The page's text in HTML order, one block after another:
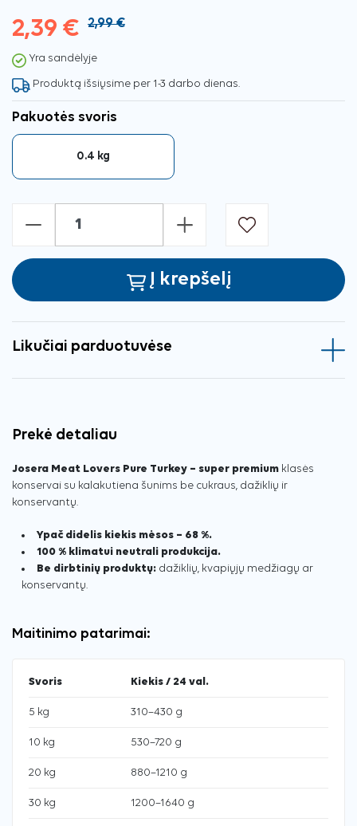
2,39 € 2,99 €
Yra sandėlyje
Produktą išsiųsime per 1-3 darbo dienas.
Pakuotės svoris
0.4 kg
- +
Į krepšelį
Likučiai parduotuvėse
Prekė detaliau
Josera Meat Lovers Pure Turkey – super premium klasės
konservai su kalakutiena šunims be cukraus, dažiklių ir
konservantų.
Ypač didelis kiekis mėsos – 68 %.
100 % klimatui neutrali produkcija.
Be dirbtinių produktų: dažiklių, kvapiųjų medžiagų ar
konservantų.
Maitinimo patarimai:
Svoris Kiekis / 24 val.
5 kg 310–430 g
10 kg 530–720 g
20 kg 880–1210 g
30 kg 1200–1640 g